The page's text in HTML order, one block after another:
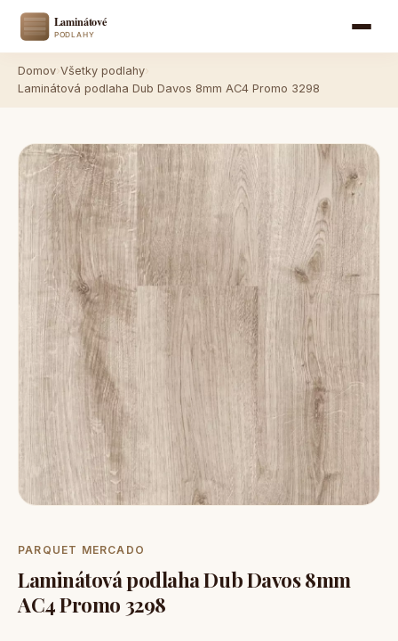
Domov Všetky podlahy
Laminátová podlaha Dub Davos 8mm AC4 Promo 3298
PARQUET MERCADO
Laminátová podlaha Dub Davos 8mm
AC4 Promo 3298